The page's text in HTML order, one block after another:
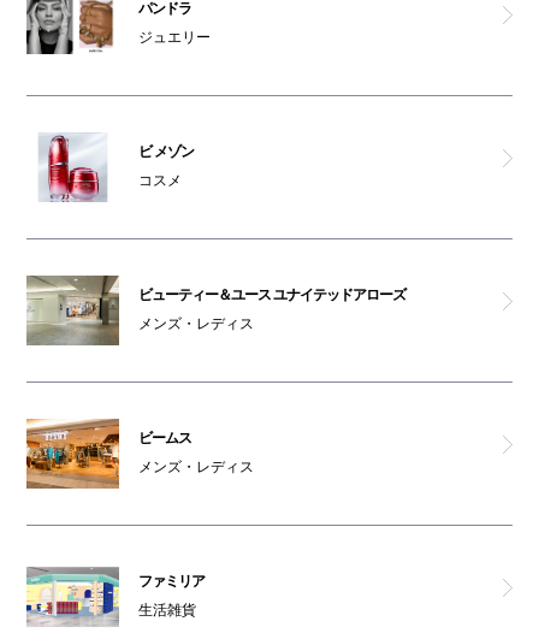
パンドラ
ジュエリー
ビ メゾン
コスメ
ビューティー＆ユース ユナイテッドアローズ
メンズ・レディス
ビームス
メンズ・レディス
ファミリア
生活雑貨